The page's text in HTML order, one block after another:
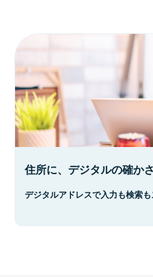
住所に、デジタルの確かさ
デジタルアドレスで入力も検索も